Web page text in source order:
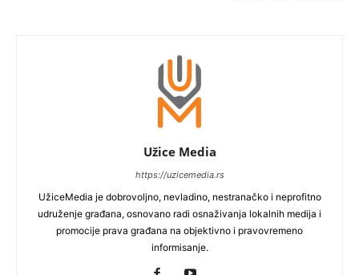
Užice Media
https://uzicemedia.rs
UžiceMedia je dobrovoljno, nevladino, nestranačko i neprofitno
udruženje građana, osnovano radi osnaživanja lokalnih medija i
promocije prava građana na objektivno i pravovremeno
informisanje.